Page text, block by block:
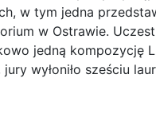
w tym jedna
w Ostrawie.
jedną kompozycję
jury wyłoniło sześciu